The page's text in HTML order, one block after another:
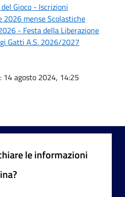
Gioco - Iscrizioni
mense Scolastiche
- Festa della Liberazione
Gatti A.S. 2026/2027
: 14 agosto 2024, 14:25
le informazioni